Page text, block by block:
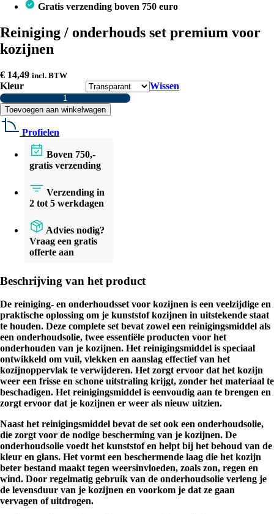
Gratis verzending boven 750 euro
Reiniging / onderhouds set premium voor
kozijnen
€ 14,49 incl. BTW
Kleur
Wissen
Reiniging
/
onderhouds
set
voor
kozijnen
Toevoegen aan winkelwagen
Profielen
Boven 750,-
gratis verzending
Verzending in
2 tot 5 werkdagen
Advies nodig?
Vraag een gratis
offerte aan
Beschrijving van het product
De reiniging- en onderhoudsset voor kozijnen is een veelzijdige en
praktische oplossing om je kunststof kozijnen in uitstekende staat
te houden. Deze complete set bevat zowel een reinigingsmiddel als
een onderhoudsolie, twee essentiële producten voor het
onderhouden van je kozijnen. Het reinigingsmiddel is speciaal
ontwikkeld om vuil, vlekken en aanslag effectief van het
kozijnoppervlak te verwijderen. Het zorgt ervoor dat het kozijn
weer een frisse en schone uitstraling krijgt, zonder het materiaal te
beschadigen. Het reinigingsmiddel is eenvoudig aan te brengen en
zorgt ervoor dat je kozijnen er weer als nieuw uitzien.
Naast het reinigingsmiddel bevat de set ook een onderhoudsolie,
die zorgt voor de nodige bescherming van je kozijnen. De
onderhoudsolie voedt het kunststof en helpt bij het behoud van de
kleur en glans. Het vormt een beschermende laag die het kozijn
beter bestand maakt tegen weersinvloeden, zoals zon, regen en
wind. Door regelmatig gebruik van de onderhoudsolie verleng je
de levensduur van je kozijnen en voorkom je dat ze gaan
vervagen of uitdrogen.